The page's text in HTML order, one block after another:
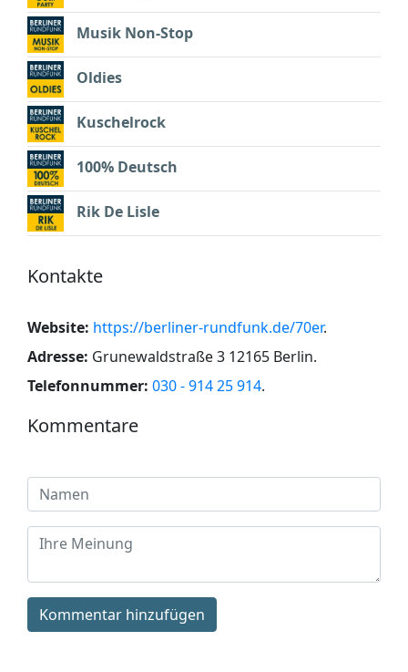
Musik Non-Stop
Oldies
Kuschelrock
100% Deutsch
Rik De Lisle
Kontakte
Website: https://berliner-rundfunk.de/70er.
Adresse: Grunewaldstraße 3 12165 Berlin.
Telefonnummer: 030 - 914 25 914.
Kommentare
Kommentar hinzufügen